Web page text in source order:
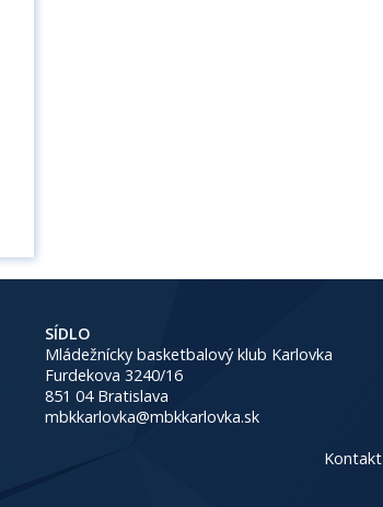
SÍDLO
Mládežnícky basketbalový klub Karlovka
Furdekova 3240/16
851 04 Bratislava
mbkkarlovka@mbkkarlovka.sk
Kontakt